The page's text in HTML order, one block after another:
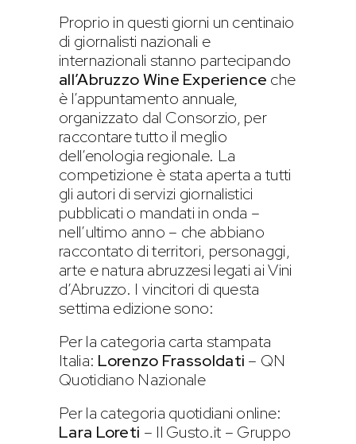
Proprio in questi giorni un centinaio
di giornalisti nazionali e
internazionali stanno partecipando
all’Abruzzo Wine Experience che
è l’appuntamento annuale,
organizzato dal Consorzio, per
raccontare tutto il meglio
dell’enologia regionale. La
competizione è stata aperta a tutti
gli autori di servizi giornalistici
pubblicati o mandati in onda –
nell’ultimo anno – che abbiano
raccontato di territori, personaggi,
arte e natura abruzzesi legati ai Vini
d’Abruzzo. I vincitori di questa
settima edizione sono:
Per la categoria carta stampata
Italia: Lorenzo Frassoldati – QN
Quotidiano Nazionale
Per la categoria quotidiani online:
Lara Loreti – Il Gusto.it – Gruppo